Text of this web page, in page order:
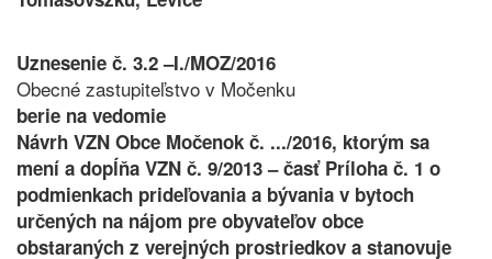
Uznesenie č. 3.2 –I./MOZ/2016
Obecné zastupiteľstvo v Močenku
berie na vedomie
Návrh VZN Obce Močenok č. .../2016, ktorým sa
mení a dopĺňa VZN č. 9/2013 – časť Príloha č. 1 o
podmienkach prideľovania a bývania v bytoch
určených na nájom pre obyvateľov obce
obstaraných z verejných prostriedkov a stanovuje